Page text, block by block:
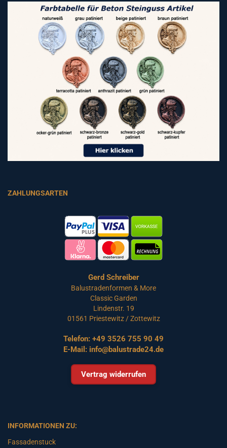
ZAHLUNGSARTEN
Gerd Schreiber
Balustradenformen & More
Classic Garden
Lindenstr. 19
01561 Priestewitz / Zottewitz
Telefon: +49 3526 755 90 49
E-Mail: info@balustrade24.de
Vertrag widerrufen
INFORMATIONEN ZU:
Fassadenstuck